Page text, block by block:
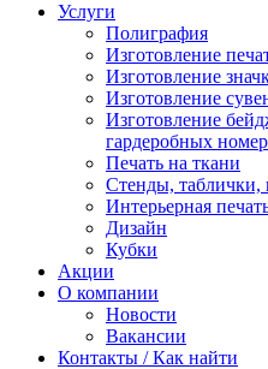
Услуги
Полиграфия
Изготовление
Изготовление
Изготовление
Изготовление
гардеробных
Печать на ткани
Стенды, таблички,
Интерьерная
Дизайн
Кубки
Акции
О компании
Новости
Вакансии
Контакты / Как найти